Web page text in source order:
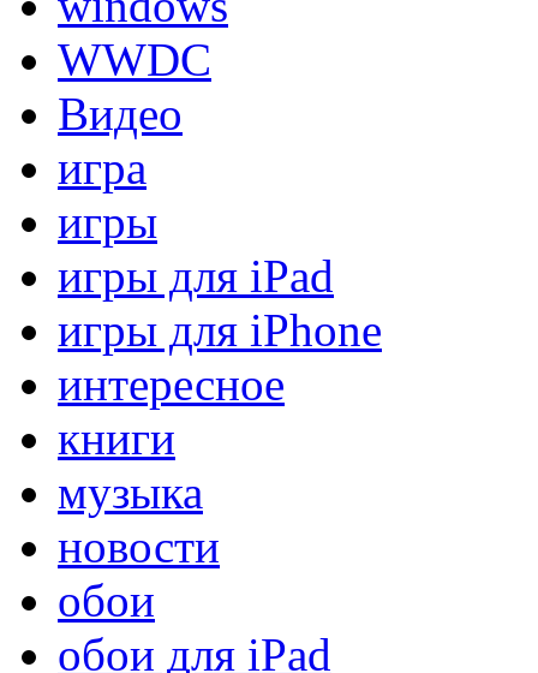
WWDC
Видео
игра
игры
игры для iPad
игры для iPhone
интересное
книги
музыка
новости
обои
обои для iPad